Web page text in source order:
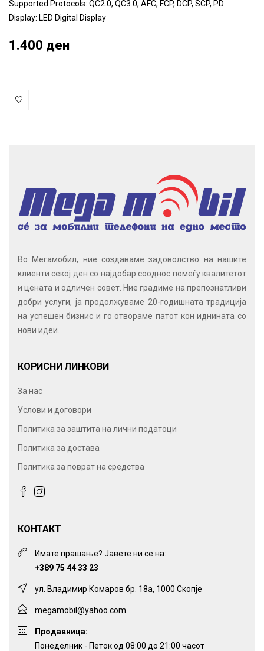
Supported Protocols: QC2.0, QC3.0, AFC, FCP, DCP, SCP, PD
Display: LED Digital Display
1.400 ден
Во Мегамобил, ние создаваме задоволство на нашите
клиенти секој ден со најдобар сооднос помеѓу квалитетот
и цената и одличен совет. Ние градиме на препознатливи
добри услуги, ја продолжуваме 20-годишната традиција
на успешен бизнис и го отвораме патот кон иднината со
нови идеи.
КОРИСНИ ЛИНКОВИ
За нас
Услови и договори
Политика за заштита на лични податоци
Политика за достава
Политика за поврат на средства
КОНТАКТ
Имате прашање? Јавете ни се на:
+389 75 44 33 23
ул. Владимир Комаров бр. 18а, 1000 Скопје
megamobil@yahoo.com
Продавница:
Понеделник - Петок од 08:00 до 21:00 часот